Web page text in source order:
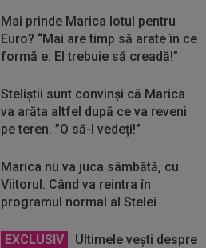
Mai prinde Marica lotul pentru
Euro? “Mai are timp să arate în ce
formă e. El trebuie să creadă!”
Steliștii sunt convinși că Marica
va arăta altfel după ce va reveni
pe teren. ”O să-l vedeți!”
Marica nu va juca sâmbătă, cu
Viitorul. Când va reintra în
programul normal al Stelei
EXCLUSIV
Ultimele vești despre